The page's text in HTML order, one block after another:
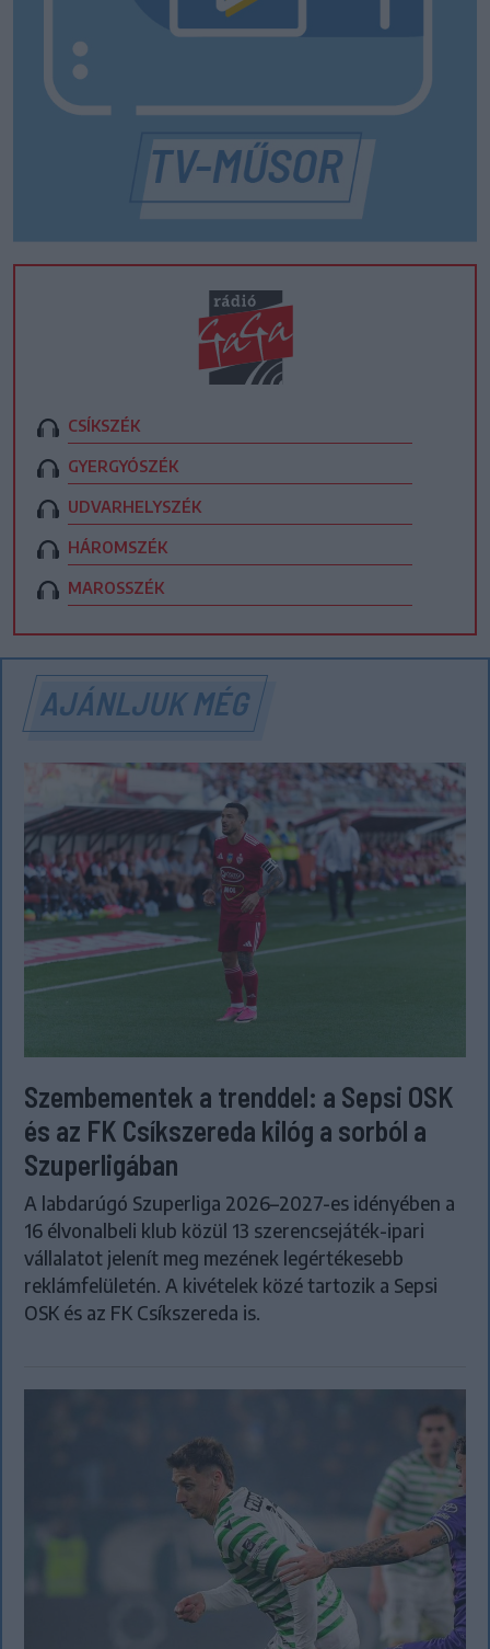
CSÍKSZÉK
GYERGYÓSZÉK
UDVARHELYSZÉK
HÁROMSZÉK
MAROSSZÉK
AJÁNLJUK MÉG
Szembementek a trenddel: a Sepsi OSK
és az FK Csíkszereda kilóg a sorból a
Szuperligában
A labdarúgó Szuperliga 2026–2027-es idényében a
16 élvonalbeli klub közül 13 szerencsejáték-ipari
vállalatot jelenít meg mezének legértékesebb
reklámfelületén. A kivételek közé tartozik a Sepsi
OSK és az FK Csíkszereda is.